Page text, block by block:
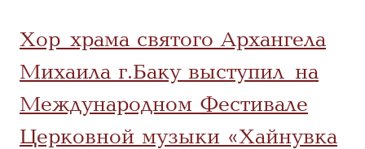
Хор храма святого Архангела
Михаила г.Баку выступил на
Международном Фестивале
Церковной музыки «Хайнувка